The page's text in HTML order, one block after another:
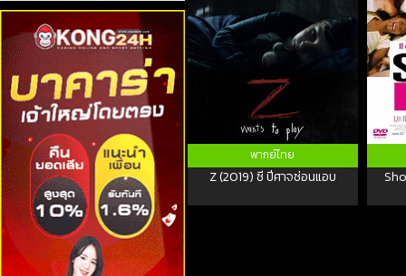
พากย์ไทย
Z (2019) ซี ปีศาจซ่อนแอบ